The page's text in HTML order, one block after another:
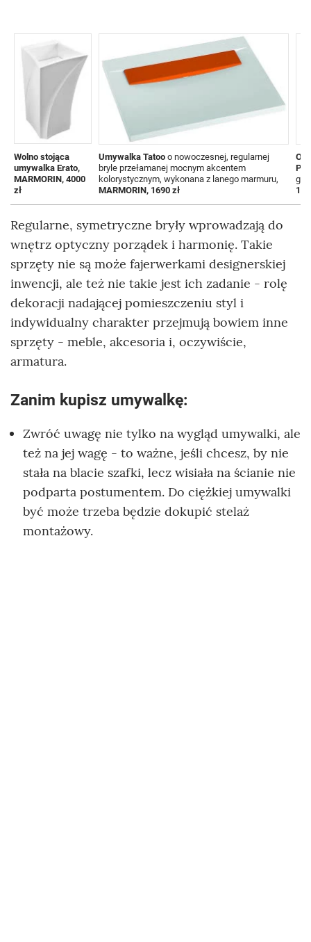
Wolno stojąca
umywalka Erato,
MARMORIN, 4000
zł
Umywalka Tatoo o nowoczesnej, regularnej
bryle przełamanej mocnym akcentem
kolorystycznym, wykonana z lanego marmuru,
MARMORIN, 1690 zł
Regularne, symetryczne bryły wprowadzają do
wnętrz optyczny porządek i harmonię. Takie
sprzęty nie są może fajerwerkami designerskiej
inwencji, ale też nie takie jest ich zadanie - rolę
dekoracji nadającej pomieszczeniu styl i
indywidualny charakter przejmują bowiem inne
sprzęty - meble, akcesoria i, oczywiście,
armatura.
Zanim kupisz umywalkę:
Zwróć uwagę nie tylko na wygląd umywalki, ale
też na jej wagę - to ważne, jeśli chcesz, by nie
stała na blacie szafki, lecz wisiała na ścianie nie
podparta postumentem. Do ciężkiej umywalki
być może trzeba będzie dokupić stelaż
montażowy.